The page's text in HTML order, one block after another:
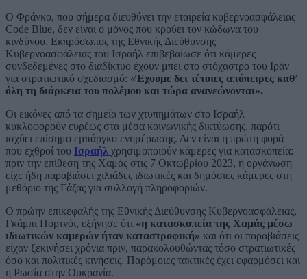
Ο Φράνκο, που σήμερα διευθύνει την εταιρεία κυβερνοασφάλειας
Code Blue, δεν είναι ο μόνος που κρούει τον κώδωνα του
κινδύνου. Εκπρόσωπος της Εθνικής Διεύθυνσης
Κυβερνοασφάλειας του Ισραήλ επιβεβαίωσε ότι κάμερες
συνδεδεμένες στο διαδίκτυο έχουν μπει στο στόχαστρο του Ιράν
για στρατιωτικό σχεδιασμό: «Έχουμε δει τέτοιες απόπειρες καθ’
όλη τη διάρκεια του πολέμου και τώρα ανανεώνονται».
Οι εικόνες από τα σημεία των χτυπημάτων στο Ισραήλ
κυκλοφορούν ευρέως στα μέσα κοινωνικής δικτύωσης, παρότι
ισχύει επίσημο εμπάργκο ενημέρωσης. Δεν είναι η πρώτη φορά
που εχθροί του Ισραήλ χρησιμοποιούν κάμερες για κατασκοπεία:
πριν την επίθεση της Χαμάς στις 7 Οκτωβρίου 2023, η οργάνωση
είχε ήδη παραβιάσει χιλιάδες ιδιωτικές και δημόσιες κάμερες στη
μεθόριο της Γάζας για συλλογή πληροφοριών.
Ο πρώην επικεφαλής της Εθνικής Διεύθυνσης Κυβερνοασφάλειας,
Γκάμπι Πορτνόι, εξήγησε ότι «η κατασκοπεία της Χαμάς μέσω
ιδιωτικών καμερών ήταν καταστροφική» και ότι οι παραβιάσεις
είχαν ξεκινήσει χρόνια πριν, παρακολουθώντας τόσο στρατιωτικές
όσο και πολιτικές κινήσεις. Παρόμοιες τακτικές έχει εφαρμόσει και
η Ρωσία στην Ουκρανία.